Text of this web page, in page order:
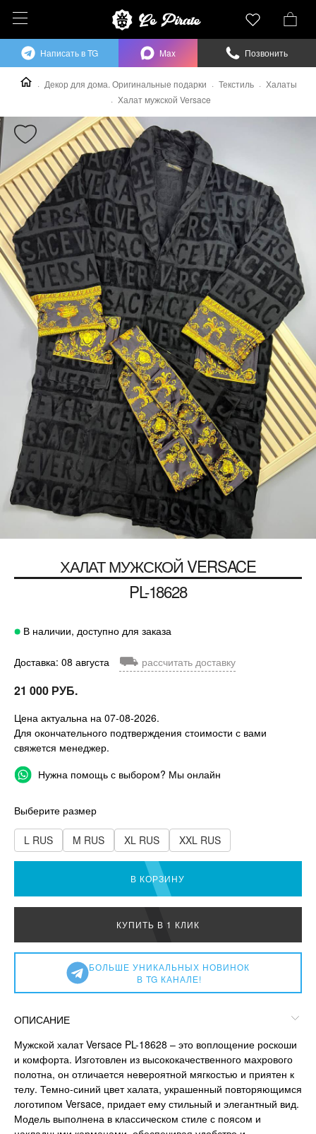
Декор для дома. Оригинальные подарки Текстиль
Халаты
Халат мужской Versace
ХАЛАТ МУЖСКОЙVERSACE
PL-18628
В наличии, доступно для заказа
Доставка: 08 августа ⛟ рассчитать доставку
21 000 РУБ.
Цена актуальна на 07-08-2026.
Для окончательного подтверждения стоимости с вами
свяжется менеджер.
Нужна помощь с выбором? Мы онлайн
Выберите размер
L RUS M RUS XL RUS XXL RUS
В КОРЗИНУ
КУПИТЬ В 1 КЛИК
БОЛЬШЕ УНИКАЛЬНЫХ НОВИНОК
В TG КАНАЛЕ!
ОПИСАНИЕ
Мужской халат Versace PL-18628 – это воплощение роскоши
и комфорта. Изготовлен из высококачественного махрового
полотна, он отличается невероятной мягкостью и приятен к
телу. Темно-синий цвет халата, украшенный повторяющимся
логотипом Versace, придает ему стильный и элегантный вид.
Модель выполнена в классическом стиле с поясом и
Написать в TG Max Позвонить